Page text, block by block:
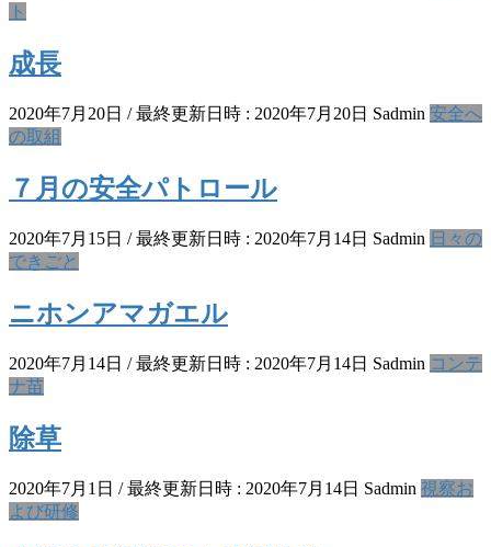
ト
成長
2020年7月20日 / 最終更新日時 : 2020年7月20日 Sadmin 安全へ
の取組
７月の安全パトロール
2020年7月15日 / 最終更新日時 : 2020年7月14日 Sadmin 日々の
できごと
ニホンアマガエル
2020年7月14日 / 最終更新日時 : 2020年7月14日 Sadmin コンテ
ナ苗
除草
2020年7月1日 / 最終更新日時 : 2020年7月14日 Sadmin 視察お
よび研修